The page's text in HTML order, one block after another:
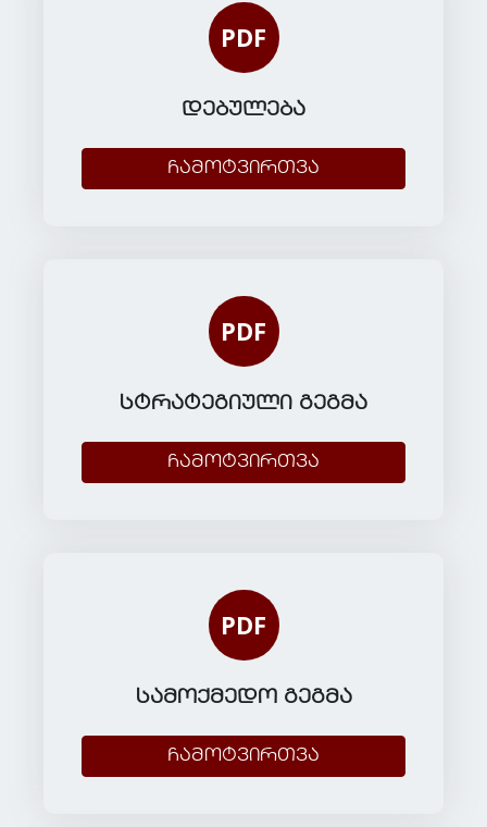
PDF
დებულება
ჩამოტვირთვა
PDF
სტრატეგიული გეგმა
ჩამოტვირთვა
PDF
სამოქმედო გეგმა
ჩამოტვირთვა